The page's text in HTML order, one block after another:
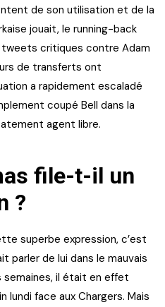
de son utilisation et de la
jouait, le running-back
critiques contre Adam
de transferts ont
a rapidement escaladé
coupé Bell dans la
agent libre.
file-t-il un
?
superbe expression, c’est
parler de lui dans le mauvais
semaines, il était en effet
lundi face aux Chargers. Mais